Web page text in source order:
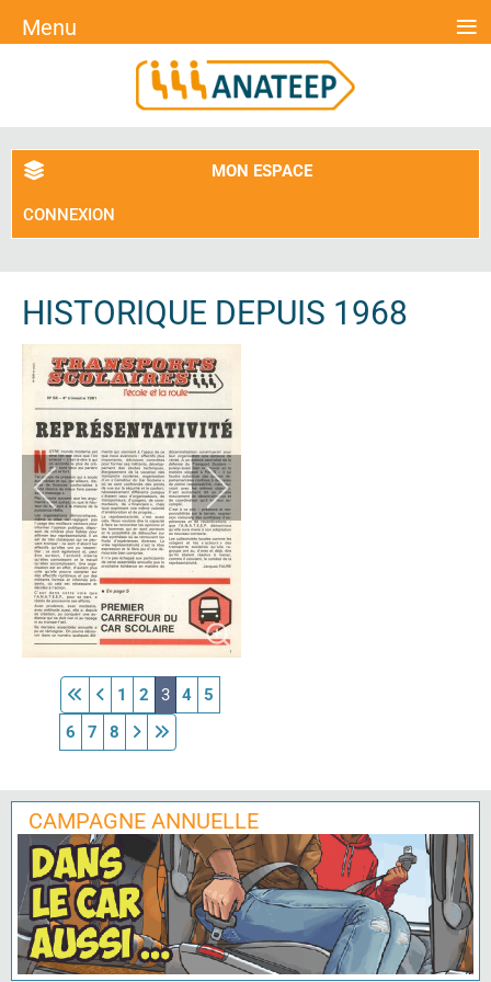
MON ESPACE
CONNEXION
HISTORIQUE DEPUIS 1968
1 2 3 4
5
6
7 8
CAMPAGNE ANNUELLE
Menu ≡